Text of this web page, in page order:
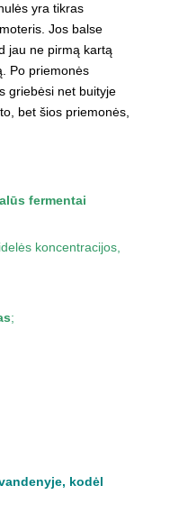
yra tikras
Jos balse
jau ne pirmą kartą
Po priemonės
griebėsi net buityje
bet šios priemonės,
fermentai
koncentracijos,
;
kodėl